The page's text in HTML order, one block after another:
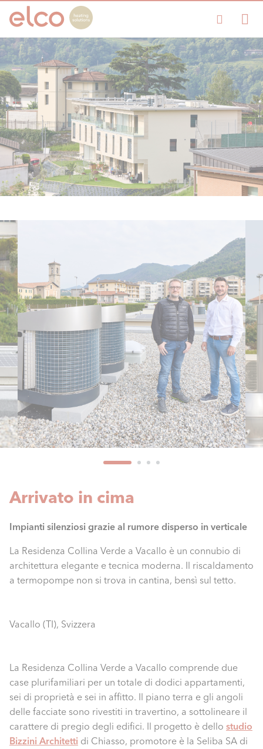
Arrivato in cima
Impianti silenziosi grazie al rumore disperso in verticale
La Residenza Collina Verde a Vacallo è un connubio di
architettura elegante e tecnica moderna. Il riscaldamento
a termopompe non si trova in cantina, bensì sul tetto.
Vacallo (TI), Svizzera
La Residenza Collina Verde a Vacallo comprende due
case plurifamiliari per un totale di dodici appartamenti,
sei di proprietà e sei in affitto. Il piano terra e gli angoli
delle facciate sono rivestiti in travertino, a sottolineare il
carattere di pregio degli edifici. Il progetto è dello studio
Bizzini Architetti di Chiasso, promotore è la Seliba SA di